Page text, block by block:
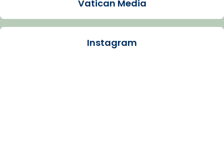
Arquebisbat de Barcelona
Vatican Media
Instagram